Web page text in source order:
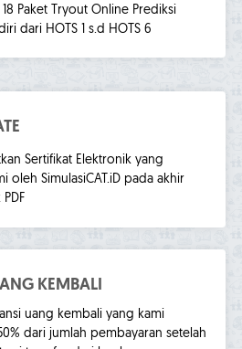
Paket Tryout Online Prediksi
dari HOTS 1 s.d HOTS 6
Sertifikat Elektronik yang
oleh SimulasiCAT.iD pada akhir
KEMBALI
uang kembali yang kami
dari jumlah pembayaran setelah